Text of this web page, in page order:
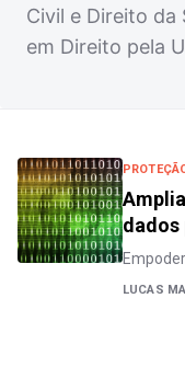
Civil e Direito da
em Direito pela
dados
LUCAS